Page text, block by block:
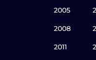
2005
2008
2011